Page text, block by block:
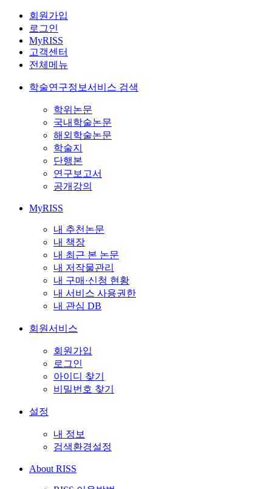
회원가입
로그인
MyRISS
고객센터
전체메뉴
학술연구정보서비스 검색
학위논문
국내학술논문
해외학술논문
학술지
단행본
연구보고서
공개강의
MyRISS
내 추천논문
내 책장
내 최근 본 논문
내 저작물관리
내 구매·신청 현황
내 서비스 사용권한
내 관심 DB
회원서비스
회원가입
로그인
아이디 찾기
비밀번호 찾기
설정
내 정보
검색환경설정
About RISS